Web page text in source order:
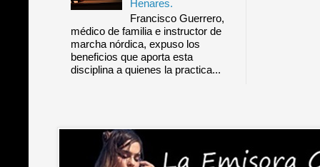
Henares.
Francisco Guerrero,
médico de familia e instructor de
marcha nórdica, expuso los
beneficios que aporta esta
disciplina a quienes la practica...